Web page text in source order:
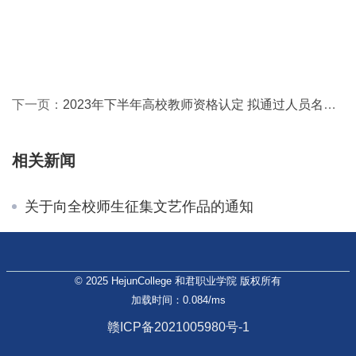
下一页： 2023年下半年高校教师资格认定 拟通过人员名单公示
相关新闻
关于向全校师生征集文艺作品的通知
© 2025 HejunCollege 和君职业学院 版权所有
加载时间：0.084/ms
赣ICP备2021005980号-1